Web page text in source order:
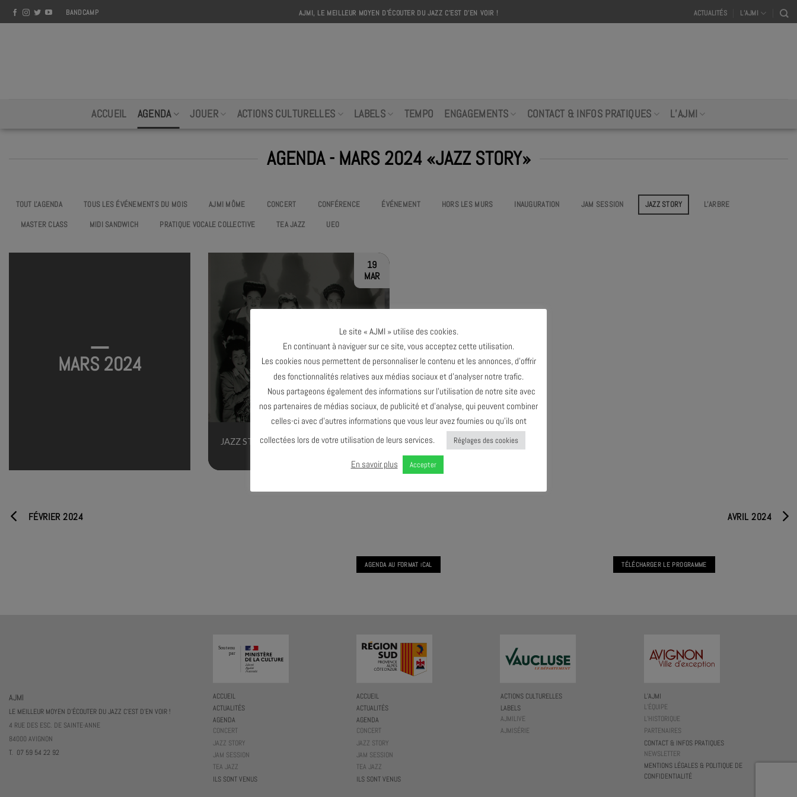
Skip
to
BANDCAMP AJMI, LE MEILLEUR MOYEN D'ÉCOUTER DU JAZZ C'EST D'EN VOIR ! ACTUALITÉS L’AJMI
ACCUEIL AGENDA JOUER ACTIONS CULTURELLES LABELS TEMPO ENGAGEMENTS CONTACT & INFOS PRATIQUES L’AJMI
AGENDA - MARS 2024 «JAZZ STORY»
TOUT L'AGENDA TOUS LES ÉVÉNEMENTS DU MOIS AJMI MÔME CONCERT CONFÉRENCE ÉVÉNEMENT HORS LES MURS INAUGURATION JAM SESSION JAZZ STORY
L’ARBRE
MASTER CLASS
MIDI SANDWICH PRATIQUE VOCALE COLLECTIVE TEA JAZZ UEO
MARS 2024
19
MAR
JAZZ STORY – JAZZ LADIES, LA SWING
TERMINÉ
FÉVRIER 2024 AVRIL 2024
AGENDA AU FORMATICAL TÉLÉCHARGER LE PROGRAMME
AJMI
LE MEILLEUR MOYEN D'ÉCOUTER DU JAZZ C'EST D'EN VOIR !
4 RUE DES ESC. DE SAINTE-ANNE
84000 AVIGNON
T. 07 59 54 22 92
ACCUEIL
ACTUALITÉS
AGENDA
CONCERT
JAZZ STORY
JAM SESSION
TEA JAZZ
ILS SONT VENUS
ACCUEIL
ACTUALITÉS
AGENDA
CONCERT
JAZZ STORY
JAM SESSION
TEA JAZZ
ILS SONT VENUS
ACTIONS CULTURELLES
LABELS
AJMILIVE
AJMISÉRIE
L’AJMI
L’ÉQUIPE
L’HISTORIQUE
PARTENAIRES
CONTACT & INFOS PRATIQUES
NEWSLETTER
MENTIONS LÉGALES & POLITIQUE DE
CONFIDENTIALITÉ
Le site « AJMI » utilise des cookies.
En continuant à naviguer sur ce site, vous acceptez cette utilisation.
Les cookies nous permettent de personnaliser le contenu et les annonces, d’offrir
des fonctionnalités relatives aux médias sociaux et d’analyser notre trafic.
Nous partageons également des informations sur l’utilisation de notre site avec
nos partenaires de médias sociaux, de publicité et d’analyse, qui peuvent combiner
celles-ci avec d’autres informations que vous leur avez fournies ou qu’ils ont
collectées lors de votre utilisation de leurs services.
Réglages des cookies
En savoir plus Accepter